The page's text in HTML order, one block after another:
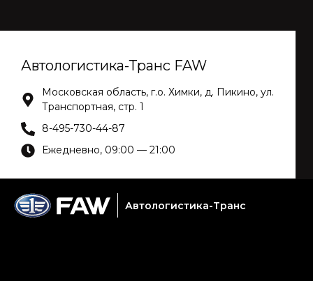
Автологистика-Транс FAW
Московская область, г.о. Химки, д. Пикино, ул.
Транспортная, стр. 1
8-495-730-44-87
Ежедневно, 09:00 — 21:00
Автологистика-Транс